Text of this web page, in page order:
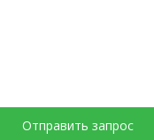
Отправить запрос